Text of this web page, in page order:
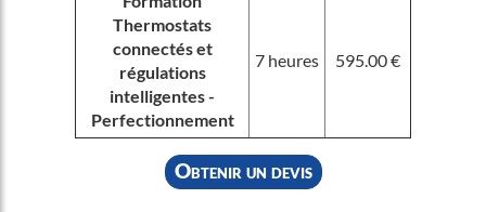
Thermostats
connectés et
régulations
intelligentes -
Perfectionnement
7 heures 595.00 €
Obtenir un devis